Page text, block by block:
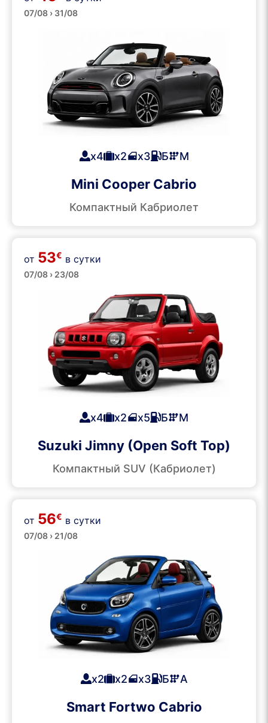
Кабриолеты
07/08 › 31/08
x4 x2 x3 Б М
Mini Cooper Cabrio
Компактный Кабриолет
SUVs
от 53€ в сутки
07/08 › 23/08
x4 x2 x5 Б М
Suzuki Jimny (Open Soft Top)
Компактный SUV (Кабриолет)
Кабриолеты
от 56€ в сутки
07/08 › 21/08
x2 x2 x3 Б А
Smart Fortwo Cabrio